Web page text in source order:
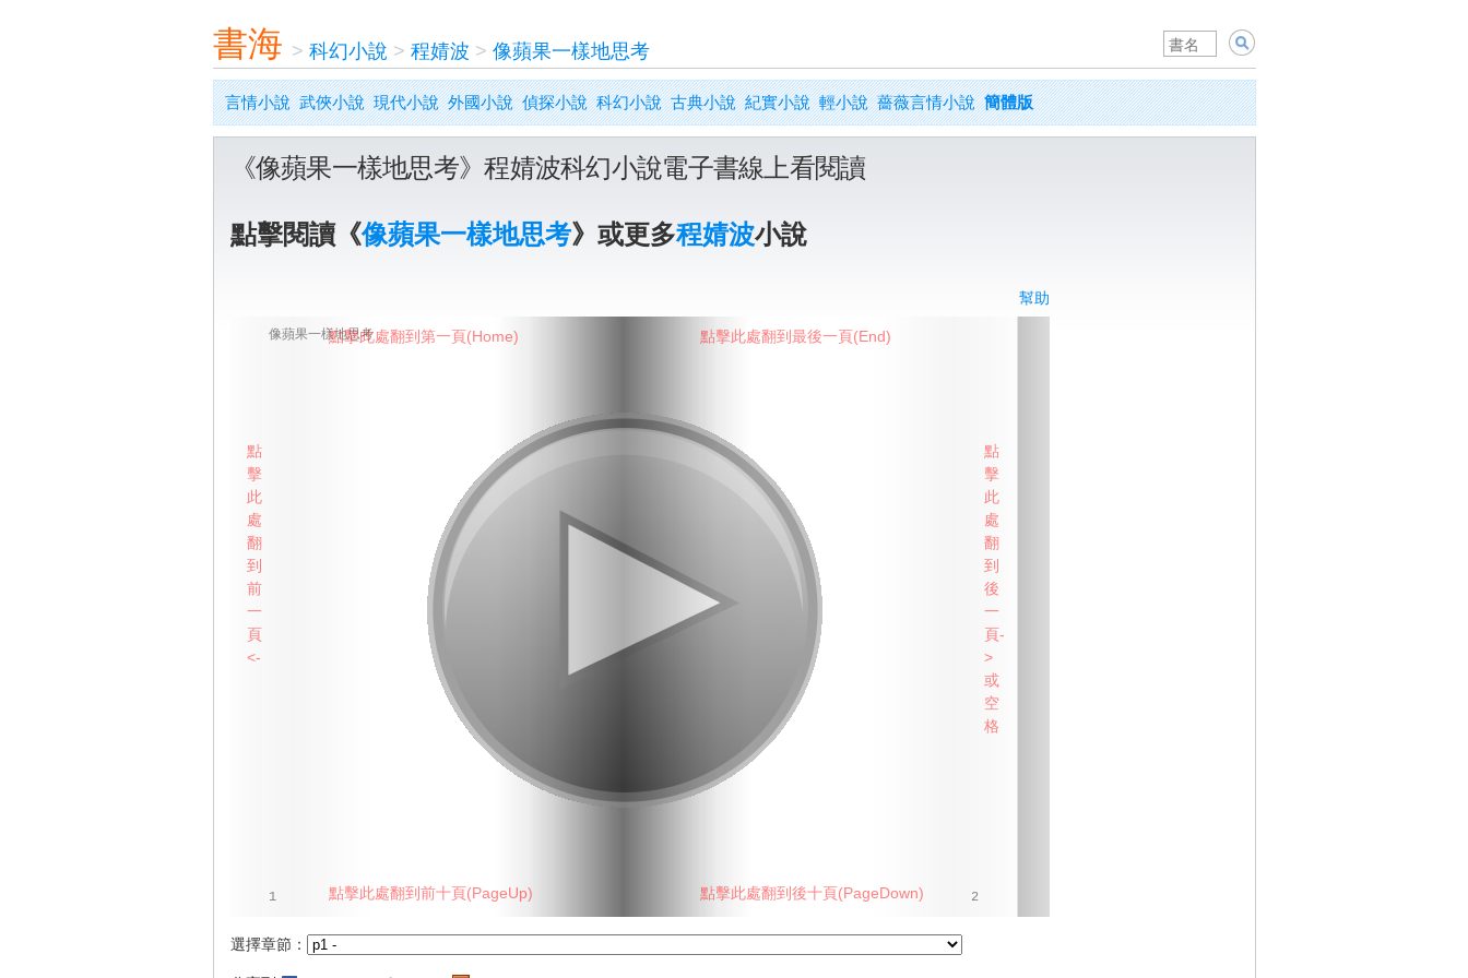
書海 > 科幻小說 > 程婧波 > 像蘋果一樣地思考
言情小說 武俠小說 現代小說 外國小說 偵探小說 科幻小說 古典小說 紀實小說 輕小說 薔薇言情小說 簡體版
《像蘋果一樣地思考》程婧波科幻小說電子書線上看閱讀
點擊閱讀《像蘋果一樣地思考》或更多程婧波小說
幫助
像蘋果一樣地思考
1 2
選擇章節：
點擊此處翻到第一頁(Home) 點擊此處翻到最後一頁(End)
點擊此處翻到前十頁(PageUp) 點擊此處翻到後十頁(PageDown)
點
擊
此
處
翻
到
前
一
頁
<-
點
擊
此
處
翻
到
後
一
頁-
>
或
空
格